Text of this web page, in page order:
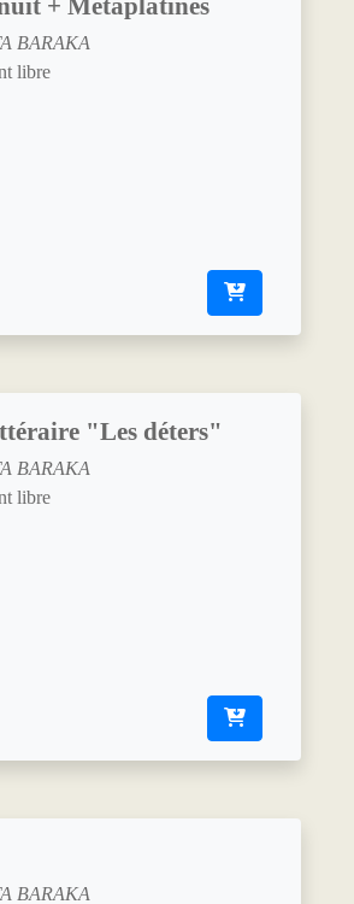
BARAKA
libre
"Les déters"
BARAKA
libre
BARAKA